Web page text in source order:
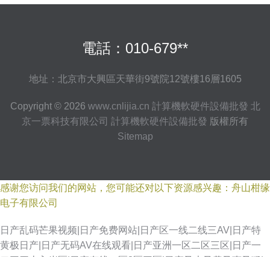
電話：010-679**
地址：北京市大興區天華街9號院12號樓16層1605
Copyright © 2026 www.cnlijia.cn 計算機軟硬件設備批發 北
京一票科技有限公司 計算機軟硬件設備批發 版權所有
Sitemap
感谢您访问我们的网站，您可能还对以下资源感兴趣：舟山柑缘
电子有限公司
日产乱码芒果视频|日产免费网站|日产区一线二线三AV|日产特
黄极日产|日产无码AV在线观看|日产亚洲一区二区三区|日产一